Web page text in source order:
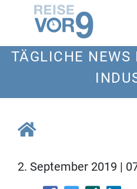
TÄGLICHE NEWS
2. September 2019 |